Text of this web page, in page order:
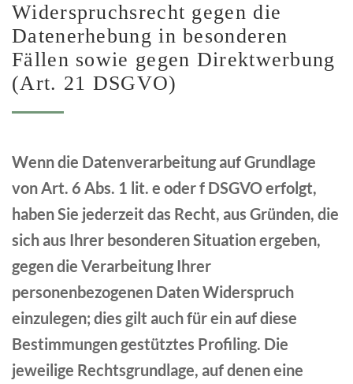
Widerspruchsrecht gegen die
Datenerhebung in besonderen
Fällen sowie gegen Direktwerbung
(Art. 21 DSGVO)
Wenn die Datenverarbeitung auf Grundlage
von Art. 6 Abs. 1 lit. e oder f DSGVO erfolgt,
haben Sie jederzeit das Recht, aus Gründen, die
sich aus Ihrer besonderen Situation ergeben,
gegen die Verarbeitung Ihrer
personenbezogenen Daten Widerspruch
einzulegen; dies gilt auch für ein auf diese
Bestimmungen gestütztes Profiling. Die
jeweilige Rechtsgrundlage, auf denen eine